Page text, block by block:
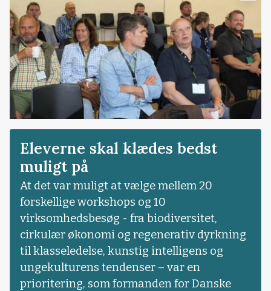
Eleverne skal klædes bedst
muligt på
At det var muligt at vælge mellem 20
forskellige workshops og 10
virksomhedsbesøg - fra biodiversitet,
cirkulær økonomi og regenerativ dyrkning
til klasseledelse, kunstig intelligens og
ungekulturens tendenser – var en
prioritering, som formanden for Danske